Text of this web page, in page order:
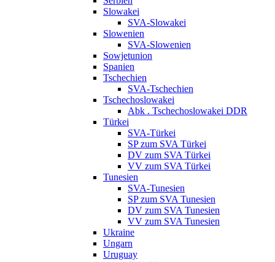
Slowakei
SVA-Slowakei
Slowenien
SVA-Slowenien
Sowjetunion
Spanien
Tschechien
SVA-Tschechien
Tschechoslowakei
Abk . Tschechoslowakei DDR
Türkei
SVA-Türkei
SP zum SVA Türkei
DV zum SVA Türkei
VV zum SVA Türkei
Tunesien
SVA-Tunesien
SP zum SVA Tunesien
DV zum SVA Tunesien
VV zum SVA Tunesien
Ukraine
Ungarn
Uruguay